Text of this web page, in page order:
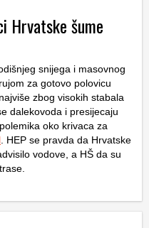
Hrvatske šume
snijega i masovnog
za gotovo polovicu
zbog visokih stabala
dalekovoda i presijecaju
oko krivaca za
. HEP se pravda da Hrvatske
vodove, a HŠ da su